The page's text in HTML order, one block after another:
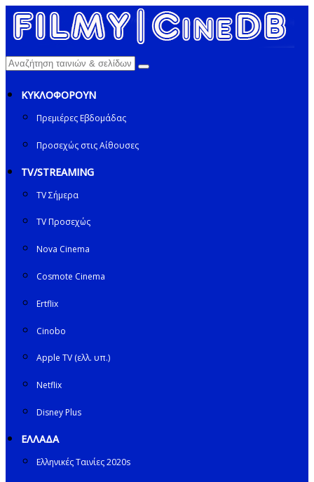
ΚΥΚΛΟΦΟΡΟΥΝ
Πρεμιέρες Εβδομάδας
Προσεχώς στις Αίθουσες
TV/STREAMING
TV Σήμερα
TV Προσεχώς
Nova Cinema
Cosmote Cinema
Ertflix
Cinobo
Apple TV (ελλ. υπ.)
Netflix
Disney Plus
ΕΛΛΑΔΑ
Ελληνικές Ταινίες 2020s